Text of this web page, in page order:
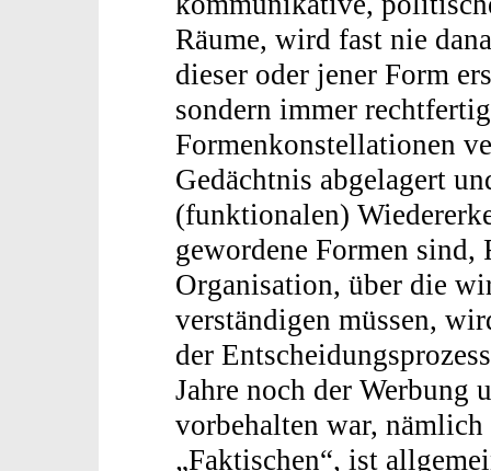
Räume, wird fast nie
dieser oder jener Form
sondern immer
Formenkonstellationen
Gedächtnis abgelagert
(funktionalen)
gewordene Formen sind,
Organisation, über die
verständigen müssen,
der
Jahre noch der Werbung
vorbehalten war,
„Faktischen“, ist